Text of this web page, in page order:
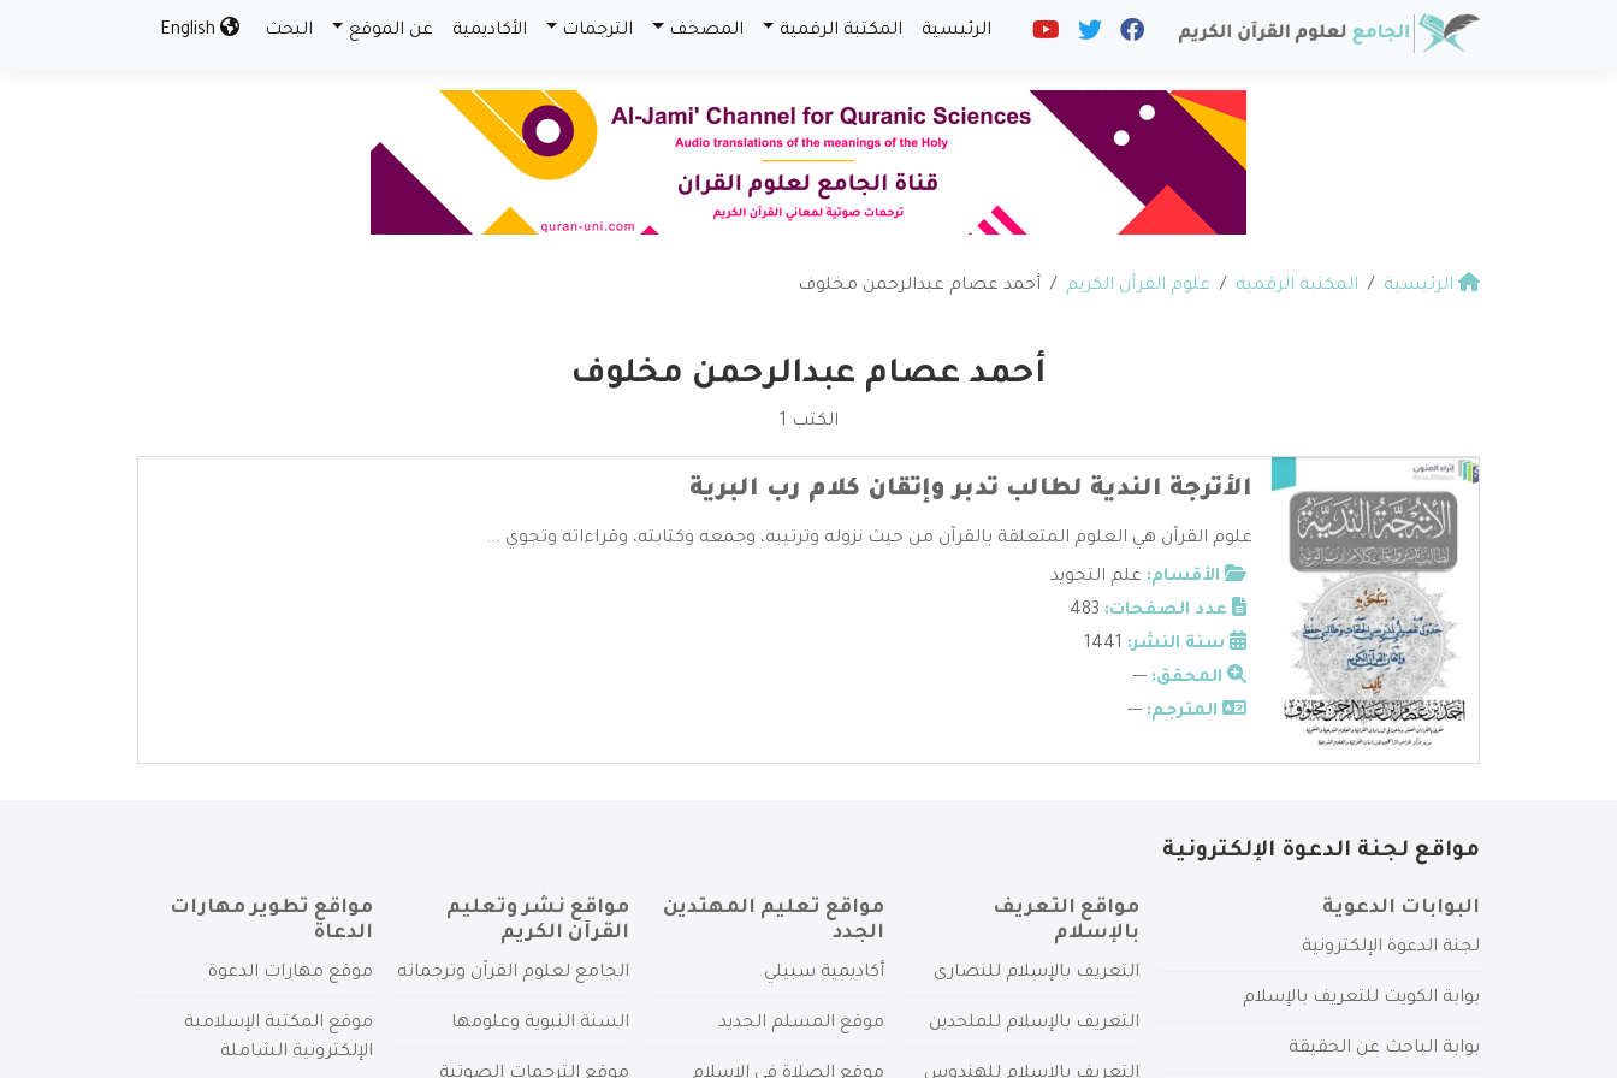
الرئيسية المكتبة الرقمية المصحف الترجمات الأكاديمية عن الموقع البحث
الرئيسية المكتبة الرقمية علوم القرآن الكريم أحمد عصام عبدالرحمن مخلوف
أحمد عصام عبدالرحمن مخلوف
الكتب 1
الأترجة الندية لطالب تدبر وإتقان كلام رب البرية
علوم القرآن هي العلوم المتعلقة بالقرآن من حيث نزوله وترتيبه، وجمعه وكتابته، وقراءاته وتجوي ...
الأقسام: علم التجويد
عدد الصفحات:
سنة النشر:
المحقق: ---
المترجم: ---
مواقع لجنة الدعوة الإلكترونية
البوابات الدعوية
لجنة الدعوة الإلكترونية
بوابة الكويت للتعريف بالإسلام
بوابة الباحث عن الحقيقة
مواقع التعريف
بالإسلام
التعريف بالإسلام للنصارى
التعريف بالإسلام للملحدين
مواقع تعليم المهتدين
الجدد
أكاديمية سبيلي
موقع المسلم الجديد
مواقع نشر وتعليم
القرآن الكريم
الجامع لعلوم القرآن وترجماته
السنة النبوية وعلومها
مواقع تطوير مهارات
الدعاة
موقع مهارات الدعوة
موقع المكتبة الإسلامية
الإلكترونية الشاملة